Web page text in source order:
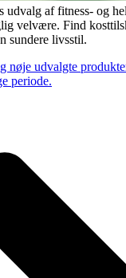
udvalg af fitness- og
velvære. Find
sundere livsstil.
nøje udvalgte
periode.